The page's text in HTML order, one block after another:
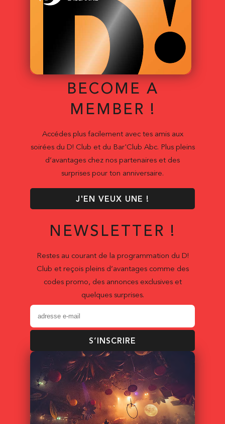
BECOME A
MEMBER !
Accédes plus facilement avec tes amis aux
soirées du D! Club et du Bar'Club Abc. Plus pleins
d’avantages chez nos partenaires et des
surprises pour ton anniversaire.
J'EN VEUX UNE !
NEWSLETTER !
Restes au courant de la programmation du D!
Club et reçois pleins d’avantages comme des
codes promo, des annonces exclusives et
quelques surprises.
S’INSCRIRE